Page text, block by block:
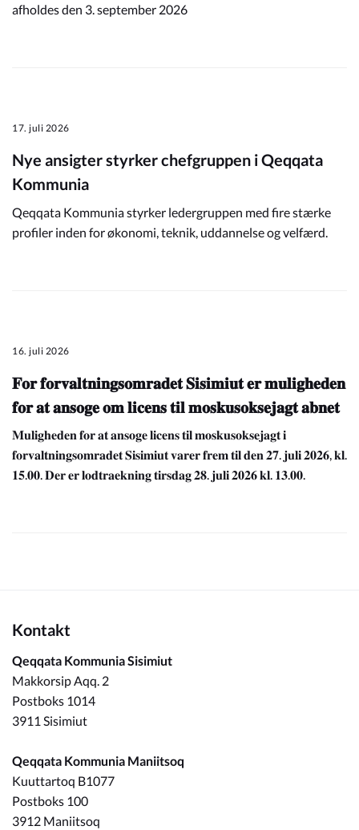
afholdes den 3. september 2026
17. juli 2026
Nye ansigter styrker chefgruppen i Qeqqata
Kommunia
Qeqqata Kommunia styrker ledergruppen med fire stærke
profiler inden for økonomi, teknik, uddannelse og velfærd.
16. juli 2026
𝐅𝐨𝐫 𝐟𝐨𝐫𝐯𝐚𝐥𝐭𝐧𝐢𝐧𝐠𝐬𝐨𝐦𝐫𝐚𝐝𝐞𝐭 𝐒𝐢𝐬𝐢𝐦𝐢𝐮𝐭 𝐞𝐫 𝐦𝐮𝐥𝐢𝐠𝐡𝐞𝐝𝐞𝐧
𝐟𝐨𝐫 𝐚𝐭 𝐚𝐧𝐬𝐨𝐠𝐞 𝐨𝐦 𝐥𝐢𝐜𝐞𝐧𝐬 𝐭𝐢𝐥 𝐦𝐨𝐬𝐤𝐮𝐬𝐨𝐤𝐬𝐞𝐣𝐚𝐠𝐭 𝐚𝐛𝐧𝐞𝐭
𝐌𝐮𝐥𝐢𝐠𝐡𝐞𝐝𝐞𝐧 𝐟𝐨𝐫 𝐚𝐭 𝐚𝐧𝐬𝐨𝐠𝐞 𝐥𝐢𝐜𝐞𝐧𝐬 𝐭𝐢𝐥 𝐦𝐨𝐬𝐤𝐮𝐬𝐨𝐤𝐬𝐞𝐣𝐚𝐠𝐭 𝐢
𝐟𝐨𝐫𝐯𝐚𝐥𝐭𝐧𝐢𝐧𝐠𝐬𝐨𝐦𝐫𝐚𝐝𝐞𝐭 𝐒𝐢𝐬𝐢𝐦𝐢𝐮𝐭 𝐯𝐚𝐫𝐞𝐫 𝐟𝐫𝐞𝐦 𝐭𝐢𝐥 𝐝𝐞𝐧 𝟐𝟕. 𝐣𝐮𝐥𝐢 𝟐𝟎𝟐𝟔, 𝐤𝐥.
𝟏𝟓.𝟎𝟎. 𝐃𝐞𝐫 𝐞𝐫 𝐥𝐨𝐝𝐭𝐫𝐚𝐞𝐤𝐧𝐢𝐧𝐠 𝐭𝐢𝐫𝐬𝐝𝐚𝐠 𝟐𝟖. 𝐣𝐮𝐥𝐢 𝟐𝟎𝟐𝟔 𝐤𝐥. 𝟏𝟑.𝟎𝟎.
Kontakt
Qeqqata Kommunia Sisimiut
Makkorsip Aqq. 2
Postboks 1014
3911 Sisimiut
Qeqqata Kommunia Maniitsoq
Kuuttartoq B1077
Postboks 100
3912 Maniitsoq